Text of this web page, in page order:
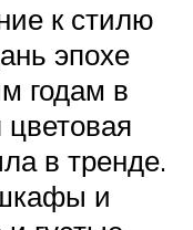
к стилю
эпохе
годам в
цветовая
в тренде.
и